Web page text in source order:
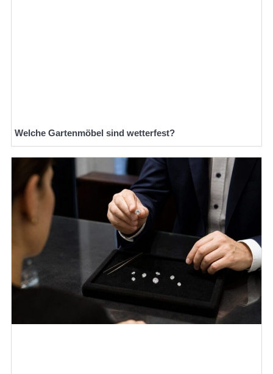
Welche Gartenmöbel sind wetterfest?